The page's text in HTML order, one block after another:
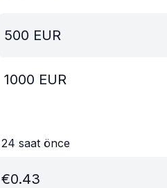
500 EUR
1000 EUR
24 saat önce
€0.43